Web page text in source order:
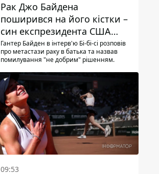
Рак Джо Байдена
поширився на його кістки –
син експрезидента США
розповів, що хвороба
батька прогресує
Гантер Байден в інтерв'ю Бі-бі-сі розповів
про метастази раку в батька та назвав
помилування "не добрим" рішенням.
09:53